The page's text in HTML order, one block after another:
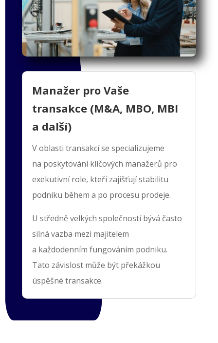
Manažer pro Vaše
transakce (M&A, MBO, MBI
a další)
V oblasti transakcí se specializujeme
na poskytování klíčových manažerů pro
exekutivní role, kteří zajišťují stabilitu
podniku během a po procesu prodeje.
U středně velkých společností bývá často
silná vazba mezi majitelem
a každodenním fungováním podniku.
Tato závislost může být překážkou
úspěšné transakce.